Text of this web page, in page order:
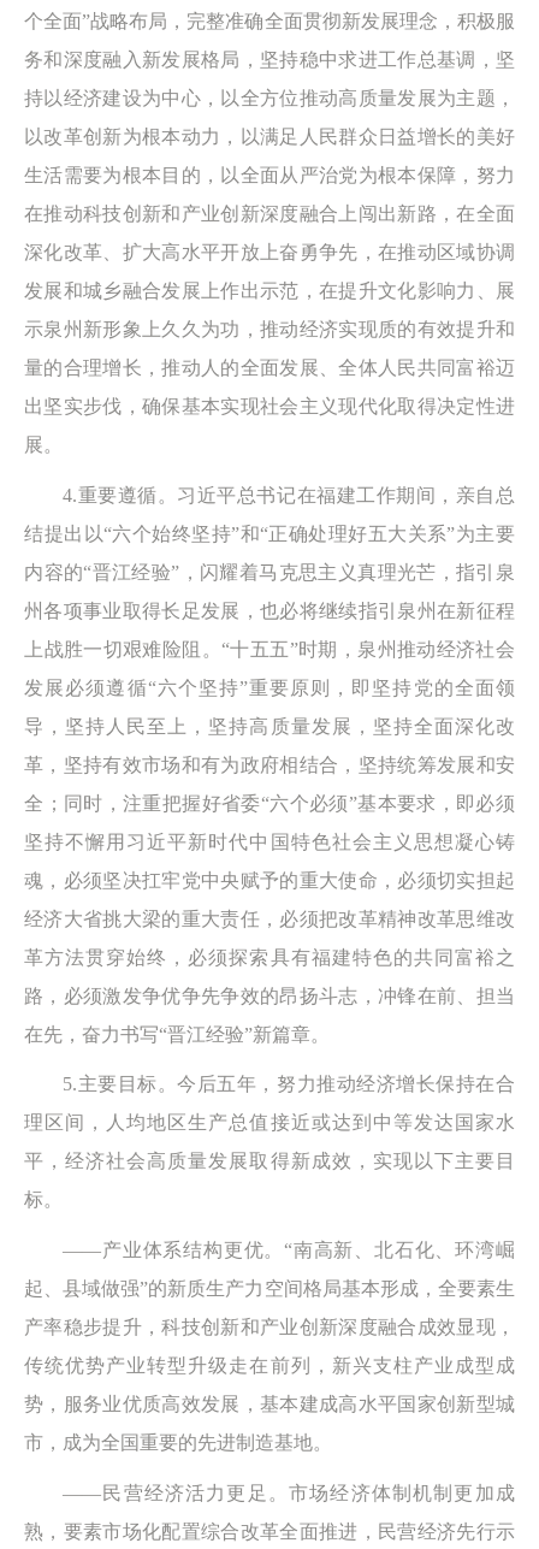
个全面”战略布局，完整准确全面贯彻新发展理念，积极服
务和深度融入新发展格局，坚持稳中求进工作总基调，坚
持以经济建设为中心，以全方位推动高质量发展为主题，
以改革创新为根本动力，以满足人民群众日益增长的美好
生活需要为根本目的，以全面从严治党为根本保障，努力
在推动科技创新和产业创新深度融合上闯出新路，在全面
深化改革、扩大高水平开放上奋勇争先，在推动区域协调
发展和城乡融合发展上作出示范，在提升文化影响力、展
示泉州新形象上久久为功，推动经济实现质的有效提升和
量的合理增长，推动人的全面发展、全体人民共同富裕迈
出坚实步伐，确保基本实现社会主义现代化取得决定性进
展。
4.重要遵循。习近平总书记在福建工作期间，亲自总
结提出以“六个始终坚持”和“正确处理好五大关系”为主要
内容的“晋江经验”，闪耀着马克思主义真理光芒，指引泉
州各项事业取得长足发展，也必将继续指引泉州在新征程
上战胜一切艰难险阻。“十五五”时期，泉州推动经济社会
发展必须遵循“六个坚持”重要原则，即坚持党的全面领
导，坚持人民至上，坚持高质量发展，坚持全面深化改
革，坚持有效市场和有为政府相结合，坚持统筹发展和安
全；同时，注重把握好省委“六个必须”基本要求，即必须
坚持不懈用习近平新时代中国特色社会主义思想凝心铸
魂，必须坚决扛牢党中央赋予的重大使命，必须切实担起
经济大省挑大梁的重大责任，必须把改革精神改革思维改
革方法贯穿始终，必须探索具有福建特色的共同富裕之
路，必须激发争优争先争效的昂扬斗志，冲锋在前、担当
在先，奋力书写“晋江经验”新篇章。
5.主要目标。今后五年，努力推动经济增长保持在合
理区间，人均地区生产总值接近或达到中等发达国家水
平，经济社会高质量发展取得新成效，实现以下主要目
标。
——产业体系结构更优。“南高新、北石化、环湾崛
起、县域做强”的新质生产力空间格局基本形成，全要素生
产率稳步提升，科技创新和产业创新深度融合成效显现，
传统优势产业转型升级走在前列，新兴支柱产业成型成
势，服务业优质高效发展，基本建成高水平国家创新型城
市，成为全国重要的先进制造基地。
——民营经济活力更足。市场经济体制机制更加成
熟，要素市场化配置综合改革全面推进，民营经济先行示